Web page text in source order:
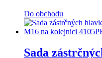
Do obchodu
Sada